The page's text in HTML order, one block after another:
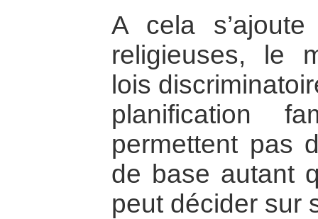
A cela s’ajoute
religieuses, le
lois
planification
permettent pas
de base autant
peut décider sur